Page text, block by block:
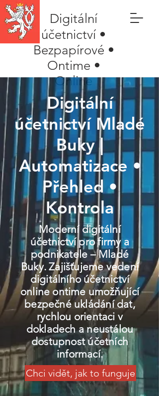
Digitální
účetnictví •
Bezpapírové •
Ontime •
Online
Digitální
účetnictví Mladé
Buky |
Automatizace •
Přehled •
Kontrola
Moderní digitální
účetnictví pro firmy a
podnikatele – Mladé
Buky. Zajišťujeme vedení
digitálního účetnictví
online ontime umožňující
bezpečné ukládání dat,
rychlou orientaci v
dokladech a neustálou
dostupnost účetních
informací.
Chci vidět, jak to funguje